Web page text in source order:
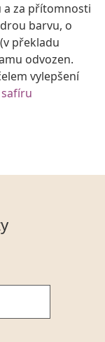
za přítomnosti
barvu, o
překladu
odvozen.
vylepšení